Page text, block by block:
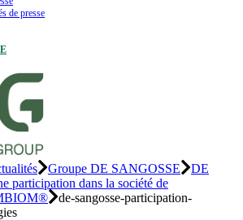
de presse
Groupe DE SANGOSSE
DE
participation dans la société de
de-sangosse-participation-